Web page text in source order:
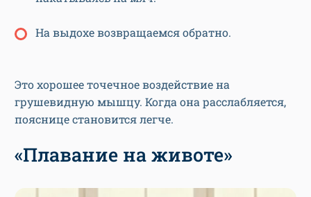
На выдохе возвращаемся обратно.
Это хорошее точечное воздействие на
грушевидную мышцу. Когда она расслабляется,
пояснице становится легче.
«Плавание на животе»